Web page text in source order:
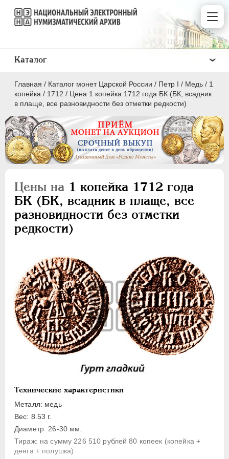
Главная / Каталог монет Царской России / Пeтр I / Медь / 1
копейка / 1712 / Цена 1 копейка 1712 года БК (БК, всадник
в плаще, все разновидности без отметки редкости)
Цены на 1 копейка 1712 года
БК (БК, всадник в плаще, все
разновидности без отметки
редкости)
Технические характеристики
Металл: медь
Вес: 8.53 г.
Диаметр: 26-30 мм.
Тираж: на сумму 226 510 рублей 80 копеек (копейка +
денга + полушка)
Каталог
ПEТР I 1699 - 1725
Серебро
Медь
5 копеек
1 копейка
Полушка
Полполушки
Пробные
Для Речи Посполитой
Монетовидные жетоны
ЕКАТЕРИНА I 1725-1727
АННА ИОАННОВНА 1730-1740
ИОАНН АНТОНОВИЧ 1740-1741
ЕЛИЗАВЕТА
ПЕТР III 1762-1762
ЕКАТЕРИНА II 1762-1796
ПАВЕЛ I 1796-1801